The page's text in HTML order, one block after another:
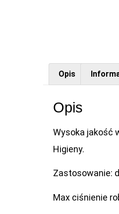
Opis
Opis
Wysoka jakość
Higieny.
Zastosowanie:
Max ciśnienie